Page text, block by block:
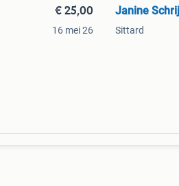
€ 25,00
16 mei 26
Janine
Sittard